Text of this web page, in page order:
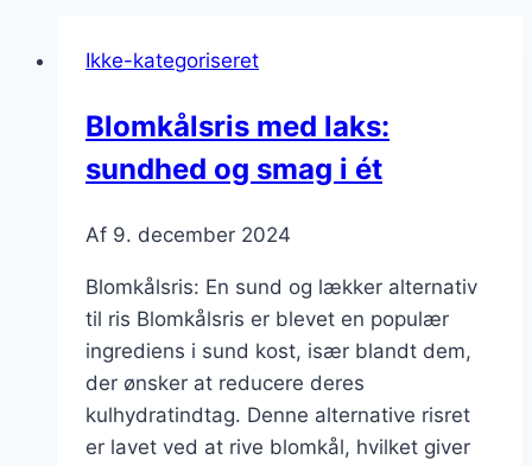
Ikke-kategoriseret
Blomkålsris med laks:
sundhed og smag i ét
Af 9. december 2024
Blomkålsris: En sund og lækker alternativ
til ris Blomkålsris er blevet en populær
ingrediens i sund kost, især blandt dem,
der ønsker at reducere deres
kulhydratindtag. Denne alternative risret
er lavet ved at rive blomkål, hvilket giver